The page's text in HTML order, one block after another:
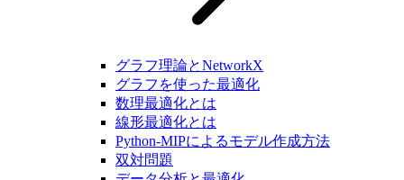
グラフ理論とNetworkX
グラフを使った最適化
数理最適化とは
線形最適化とは
Python-MIPによるモデル作成方法
双対問題